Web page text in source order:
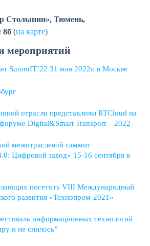
Столыпин», Тюмень,
8б (на карте)
мероприятий
SummIT’22 31 мая 2022г. в Москве
отрасли представлены RTCloud на
Digital&Smart Transport – 2022
межотраслевой саммит
Цифровой завод» 15-16 сентября в
посетить VIII Международный
развития «Технопром-2021»
информационных технологий
и не снилось”